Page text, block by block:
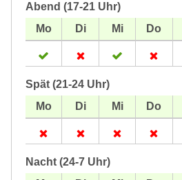
Abend (17-21 Uhr)
Spät (21-24 Uhr)
Nacht (24-7 Uhr)